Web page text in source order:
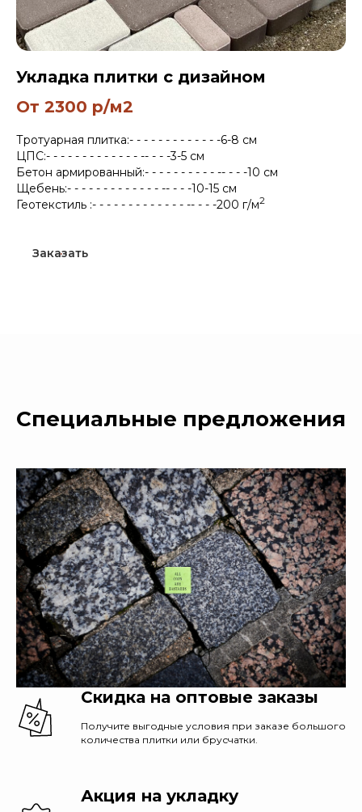
Укладка плитки с дизайном
От 2300 р/м2
Тротуарная плитка:- - - - - - - - - - - - -6-8 см
ЦПС:- - - - - - - - - - - - - -- - - -3-5 см
Бетон армированный:- - - - - - - - - - -- - - -10 см
Щебень:- - - - - - - - - - - - - -- - - -10-15 см
Геотекстиль :- - - - - - - - - - - - - -- - - -200 г/м2
Заказать
Специальные предложения
Скидка на оптовые заказы
Получите выгодные условия при заказе большого
количества плитки или брусчатки.
Акция на укладку